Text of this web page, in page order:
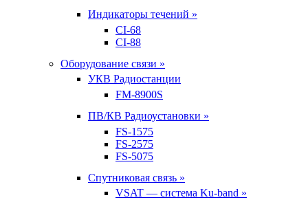
Индикаторы течений »
CI-68
CI-88
Оборудование связи »
УКВ Радиостанции
FM-8900S
ПВ/КВ Радиоустановки »
FS-1575
FS-2575
FS-5075
Спутниковая связь »
VSAT — система Ku-band »